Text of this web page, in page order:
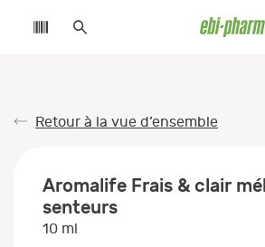
Retour à la vue d’ensemble
Aromalife Frais & clair
senteurs
10 ml